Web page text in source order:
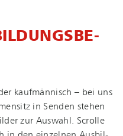
kaufmännisch – bei uns
in Senden stehen
zur Auswahl. Scrolle